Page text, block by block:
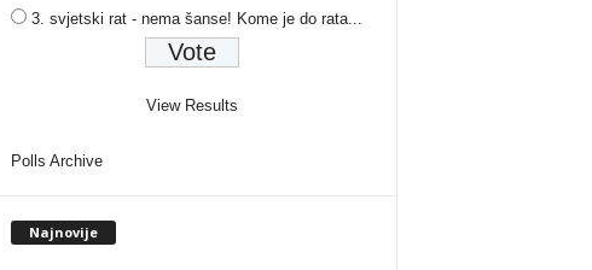
3. svjetski rat - nema šanse! Kome je do rata...
View Results
Polls Archive
Najnovije